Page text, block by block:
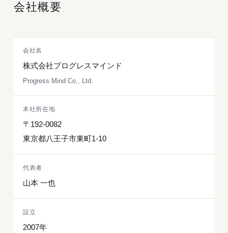
会社概要
会社名
株式会社プログレスマインド
Progress Mind Co., Ltd.
本社所在地
〒192-0082
東京都八王子市東町1-10
代表者
山本 一也
設立
2007年